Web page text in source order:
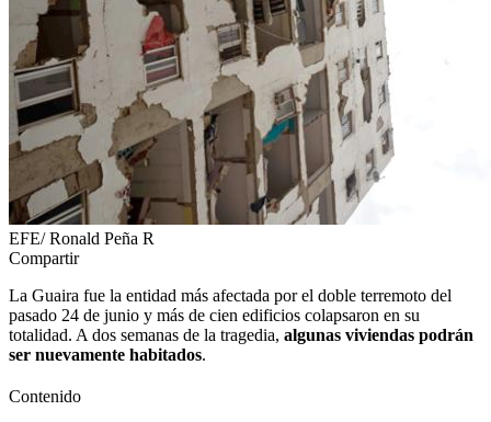
EFE/ Ronald Peña R
Compartir
La Guaira fue la entidad más afectada por el doble terremoto del
pasado 24 de junio y más de cien edificios colapsaron en su
totalidad. A dos semanas de la tragedia, algunas viviendas podrán
ser nuevamente habitados.
Contenido